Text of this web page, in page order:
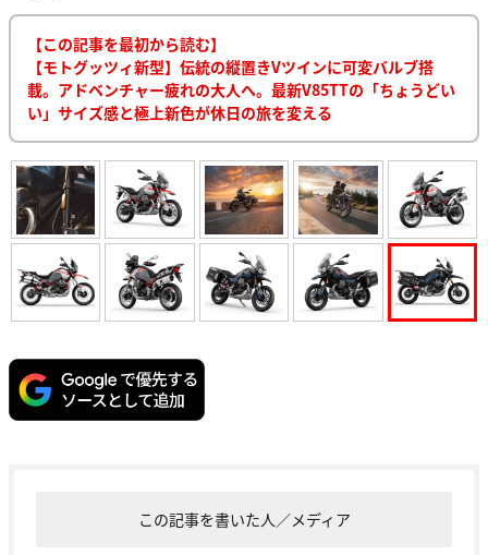
【この記事を最初から読む】
【モトグッツィ新型】伝統の縦置きVツインに可変バルブ搭
載。アドベンチャー疲れの大人へ。最新V85TTの「ちょうどい
い」サイズ感と極上新色が休日の旅を変える
この記事を書いた人／メディア